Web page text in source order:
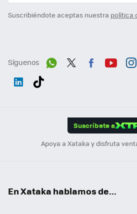
Suscribiéndote aceptas nuestra política
Síguenos
Suscríbete a
Apoya a Xataka y disfruta
En Xataka hablamos de...